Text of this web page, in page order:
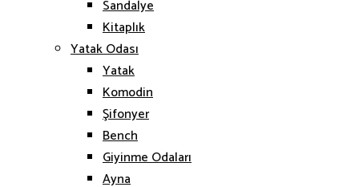
Sandalye
Kitaplık
Yatak Odası
Yatak
Komodin
Şifonyer
Bench
Giyinme Odaları
Ayna